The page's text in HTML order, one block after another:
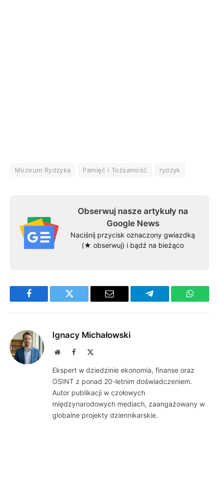
Muzeum Rydzyka Pamięć i Tożsamość rydzyk
Obserwuj nasze artykuły na
Google News
Naciśnij przycisk oznaczony gwiazdką
(★ obserwuj) i bądź na bieżąco
Facebook Twitter Email Telegram
Ignacy Michałowski
WebsiteFacebook
Ekspert w dziedzinie ekonomia, finanse oraz
OSINT z ponad 20-letnim doświadczeniem.
Autor publikacji w czołowych
międzynarodowych mediach, zaangażowany w
globalne projekty dziennikarskie.